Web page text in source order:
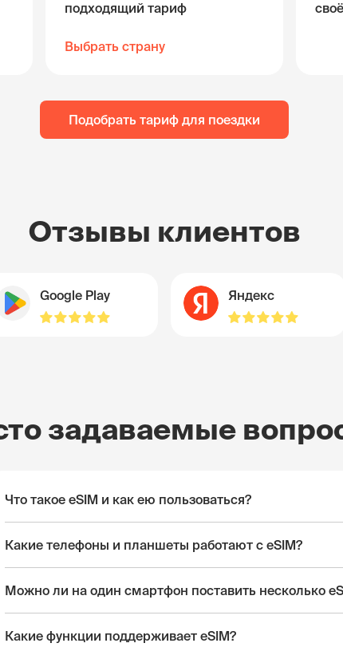
подходящий тариф
Выбрать страну
Подобрать тариф для поездки
Отзывы клиентов
Google Play Яндекс
задаваемые
Что такое eSIM и как ею пользоваться?
Какие телефоны и планшеты работают с eSIM?
Можно ли на один смартфон поставить несколько
Какие функции поддерживает eSIM?